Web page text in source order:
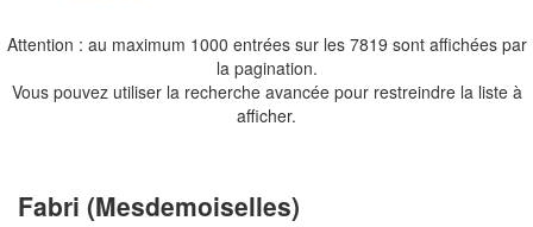
Attention : au maximum 1000 entrées sur les 7819 sont affichées par
la pagination.
Vous pouvez utiliser la recherche avancée pour restreindre la liste à
afficher.
Fabri (Mesdemoiselles)